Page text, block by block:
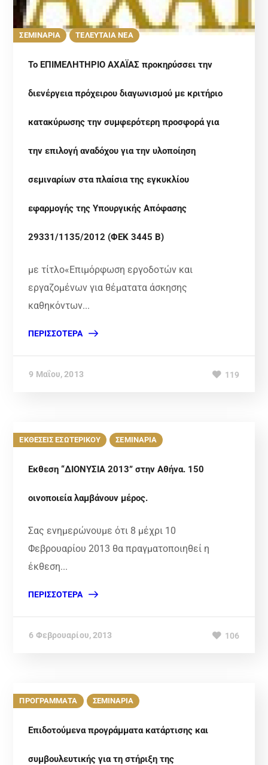
ΣΕΜΙΝΑΡΙΑ ΤΕΛΕΥΤΑΙΑ ΝΕΑ
Το ΕΠΙΜΕΛΗΤΗΡΙΟ ΑΧΑΪΑΣ προκηρύσσει την
διενέργεια πρόχειρου διαγωνισμού με κριτήριο
κατακύρωσης την συμφερότερη προσφορά για
την επιλογή αναδόχου για την υλοποίηση
σεμιναρίων στα πλαίσια της εγκυκλίου
εφαρμογής της Υπουργικής Απόφασης
29331/1135/2012 (ΦΕΚ 3445 Β)
με τίτλο«Επιμόρφωση εργοδοτών και
εργαζομένων για θέματατα άσκησης
καθηκόντων...
ΠΕΡΙΣΣΌΤΕΡΑ
9 Μαΐου, 2013 119
ΕΚΘΕΣΕΙΣ ΕΣΩΤΕΡΙΚΟΥ ΣΕΜΙΝΑΡΙΑ
Eκθεση “ΔΙΟΝΥΣΙΑ 2013” στην Αθήνα. 150
οινοποιεία λαμβάνουν μέρος.
Σας ενημερώνουμε ότι 8 μέχρι 10
Φεβρουαρίου 2013 θα πραγματοποιηθεί η
έκθεση...
ΠΕΡΙΣΣΌΤΕΡΑ
6 Φεβρουαρίου, 2013 106
ΠΡΟΓΡΑΜΜΑΤΑ ΣΕΜΙΝΑΡΙΑ
Επιδοτούμενα προγράμματα κατάρτισης και
συμβουλευτικής για τη στήριξη της